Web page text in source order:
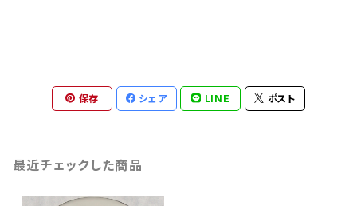
保存 シェア LINE ポスト
最近チェックした商品